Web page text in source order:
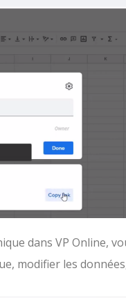
dans VP Online,
modifier les